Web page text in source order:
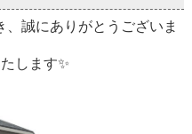
誠にありがとうございま
します✨